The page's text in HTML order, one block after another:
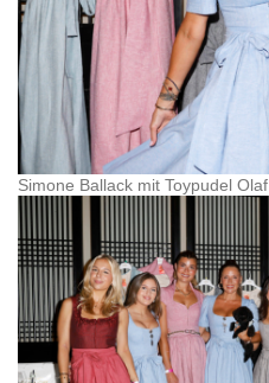
Simone Ballack mit Toypudel Olaf